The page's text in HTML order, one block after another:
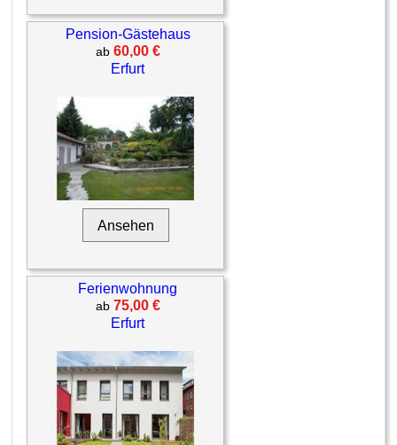
Pension-Gästehaus
ab 60,00 €
Erfurt
Ansehen
Ferienwohnung
ab 75,00 €
Erfurt